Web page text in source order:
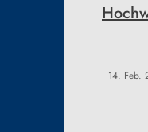
14. Feb.